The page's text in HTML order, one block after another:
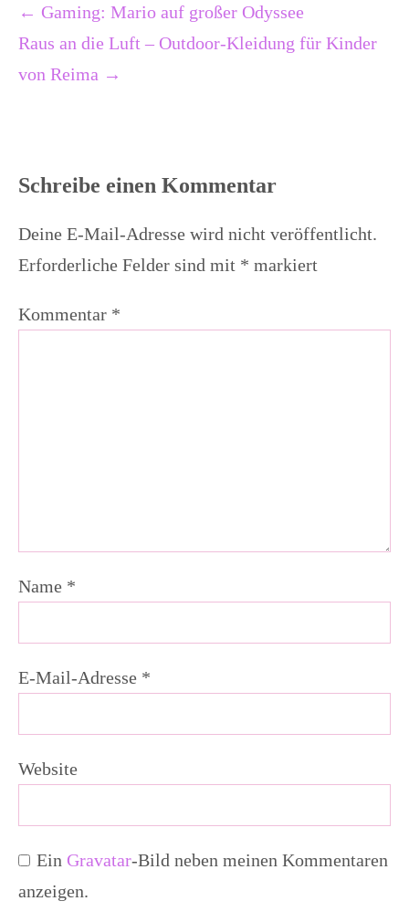
Beitragsnavigation
← Gaming: Mario auf großer Odyssee
Raus an die Luft – Outdoor-Kleidung für Kinder
von Reima →
Schreibe einen Kommentar
Deine E-Mail-Adresse wird nicht veröffentlicht.
Erforderliche Felder sind mit * markiert
Kommentar *
Name *
E-Mail-Adresse *
Website
Ein Gravatar-Bild neben meinen Kommentaren
anzeigen.